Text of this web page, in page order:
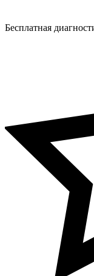
Бесплатная